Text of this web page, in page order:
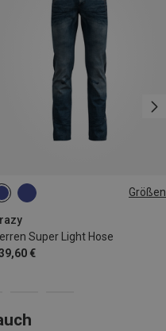
Größen
Super Light Hose
€
M L